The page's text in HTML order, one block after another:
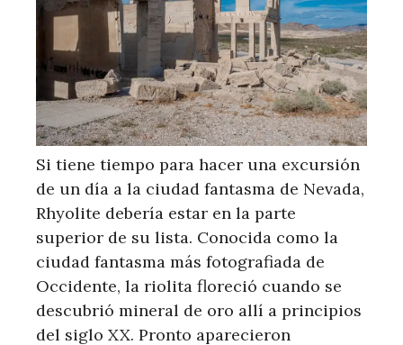
Si tiene tiempo para hacer una excursión
de un día a la ciudad fantasma de Nevada,
Rhyolite debería estar en la parte
superior de su lista. Conocida como la
ciudad fantasma más fotografiada de
Occidente, la riolita floreció cuando se
descubrió mineral de oro allí a principios
del siglo XX. Pronto aparecieron